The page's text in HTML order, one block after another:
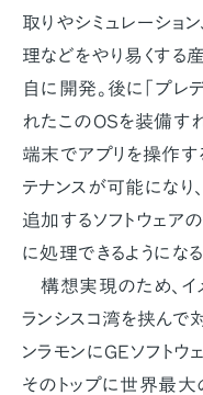
取りやシミュレーショ
理などをやり易くする
自に開発。後に「プレ
れたこのOSを装備すれ
端末でアプリを操作
テナンスが可能にな
追加するソフトウェア
に処理できるようになる
構想実現のため、イ
ランシスコ湾を挟んで
ンラモンにGEソフトウ
そのトップに世界最大